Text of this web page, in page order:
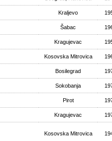
Kraljevo
Šabac
Kragujevac
Kosovska Mitrovica
Bosilegrad
Sokobanja
Pirot
Kragujevac
Kosovska Mitrovica